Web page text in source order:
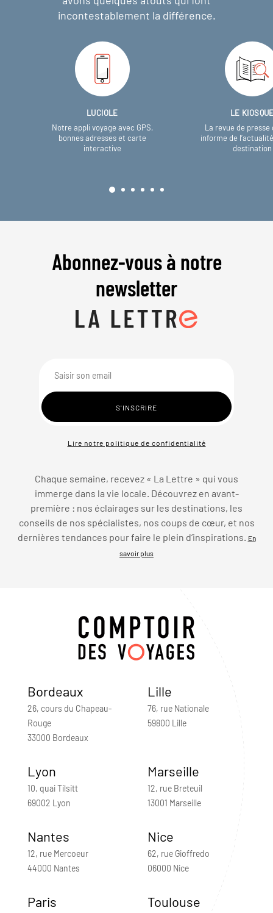
incontestablement la différence.
LUCIOLE
Notre appli voyage avec GPS,
bonnes adresses et carte
interactive
LE
La revue de presse
informe de
destination
Abonnez-vous à notre
newsletter
Lire notre politique de confidentialité
Chaque semaine, recevez « La Lettre » qui vous
immerge dans la vie locale. Découvrez en avant-
première : nos éclairages sur les destinations, les
conseils de nos spécialistes, nos coups de cœur, et nos
dernières tendances pour faire le plein d’inspirations.
En
savoir plus
Bordeaux
26, cours du Chapeau-
Rouge
33000 Bordeaux
Lille
76, rue Nationale
59800 Lille
Lyon
10, quai Tilsitt
69002 Lyon
Marseille
12, rue Breteuil
13001 Marseille
Nantes
12, rue Mercoeur
44000 Nantes
Nice
62, rue Gioffredo
06000 Nice
Paris Toulouse